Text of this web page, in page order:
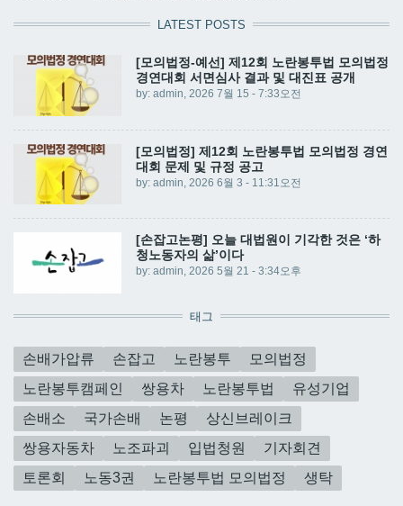
LATEST POSTS
[모의법정-예선] 제12회 노란봉투법 모의법정
경연대회 서면심사 결과 및 대진표 공개
by: admin, 2026 7월 15 - 7:33오전
[모의법정] 제12회 노란봉투법 모의법정 경연
대회 문제 및 규정 공고
by: admin, 2026 6월 3 - 11:31오전
[손잡고논평] 오늘 대법원이 기각한 것은 ‘하
청노동자의 삶’이다
by: admin, 2026 5월 21 - 3:34오후
태그
손배가압류 손잡고 노란봉투
모의법정
노란봉투캠페인
쌍용차 노란봉투법
유성기업
손배소
국가손배 논평
상신브레이크
쌍용자동차
노조파괴 입법청원
기자회견
토론회
노동3권 노란봉투법 모의법정 생탁